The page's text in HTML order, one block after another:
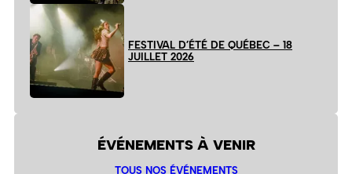
FESTIVAL D’ÉTÉ DE QUÉBEC – 18
JUILLET 2026
ÉVÉNEMENTS À VENIR
TOUS NOS ÉVÉNEMENTS